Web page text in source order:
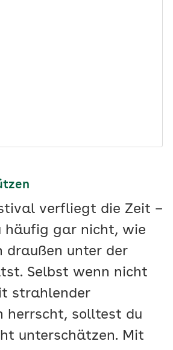
verfliegt die Zeit –
häufig gar nicht, wie
draußen unter der
Selbst wenn nicht
strahlender
herrscht, solltest du
unterschätzen. Mit